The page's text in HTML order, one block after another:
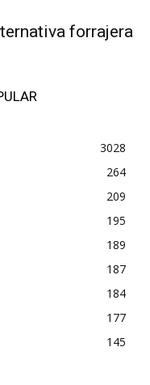
forrajera
3028
264
209
195
189
187
184
177
145